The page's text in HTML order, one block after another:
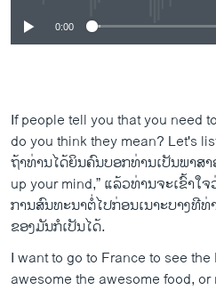
0:00
If people tell you that you need
do you think they mean? Let's
ຖ້າທ່ານໄດ້ຍິນຄົນ​ບອກ​ທ່ານເປັນ​ພາ​ສາ​
up your mind,” ແລ້ວທ່ານຈະ​ເຂົ້າ​ໃ
ການ​ສົນ​ທະ​ນາ​ຕໍ່​ໄປ​ກ່ອນ​ເນາະບາງ​ທີ​
ຂອງ​ມັນ​ກໍ​ເປັນ​ໄດ້.
I want to go to France to see
awesome the awesome food,